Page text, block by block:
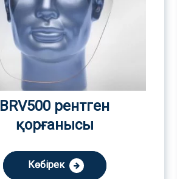
BRV500 рентген
қорғанысы
Көбірек